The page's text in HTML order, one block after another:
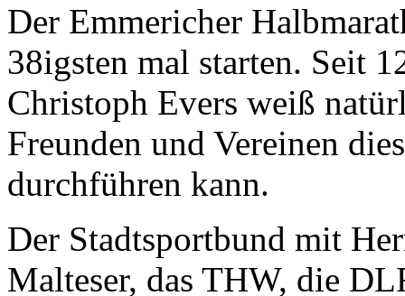
Der Emmericher
38igsten mal starten. Seit
Christoph Evers weiß
Freunden und Vereinen
durchführen kann.
Der Stadtsportbund mit
Malteser, das THW, die